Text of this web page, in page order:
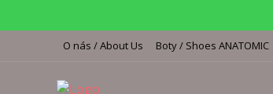
O nás / About Us Boty / Shoes ANATOMIC